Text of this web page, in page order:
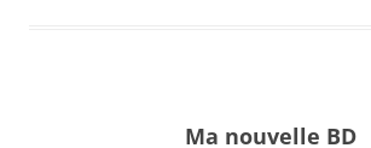
Ma nouvelle BD